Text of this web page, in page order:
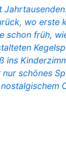
wo erste
schon früh,
ins
schönes